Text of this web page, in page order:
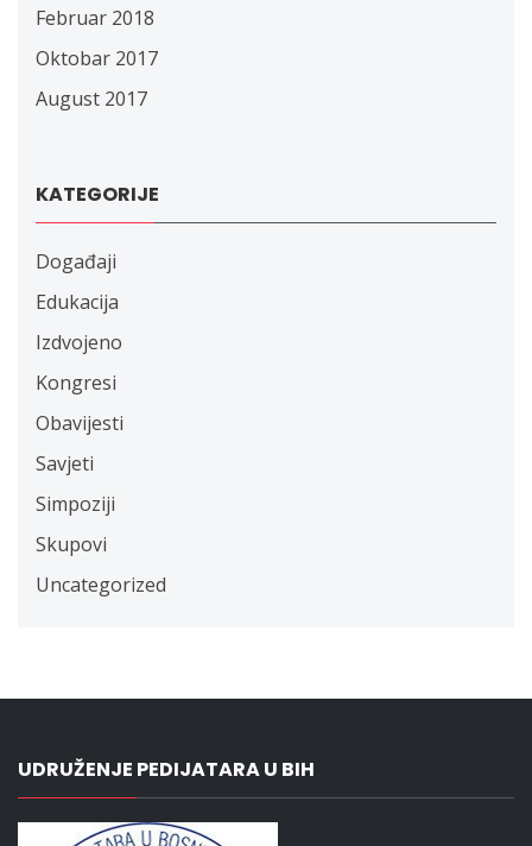
Februar 2018
Oktobar 2017
August 2017
KATEGORIJE
Događaji
Edukacija
Izdvojeno
Kongresi
Obavijesti
Savjeti
Simpoziji
Skupovi
Uncategorized
UDRUŽENJE PEDIJATARA U BIH